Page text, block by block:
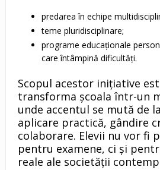
predarea în echipe
teme pluridisciplinare;
programe educaționale
care întâmpină dificultăți.
Scopul acestor inițiative
transforma școala într-un
unde accentul se mută de
aplicare practică, gândire
colaborare. Elevii nu vor fi
pentru examene, ci și
reale ale societății